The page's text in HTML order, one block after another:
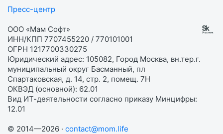
Пресс-центр
ООО «Мам Софт»
ИНН/КПП 7707455220 / 770101001
ОГРН 1217700330275
Юридический адрес: 105082, Город Москва, вн.тер.г.
муниципальный округ Басманный, пл
Спартаковская, д. 14, стр. 2, помещ. 7Н
ОКВЭД (основной): 62.01
Вид ИТ-деятельности согласно приказу Минцифры:
12.01
© 2014—2026 · contact@mom.life